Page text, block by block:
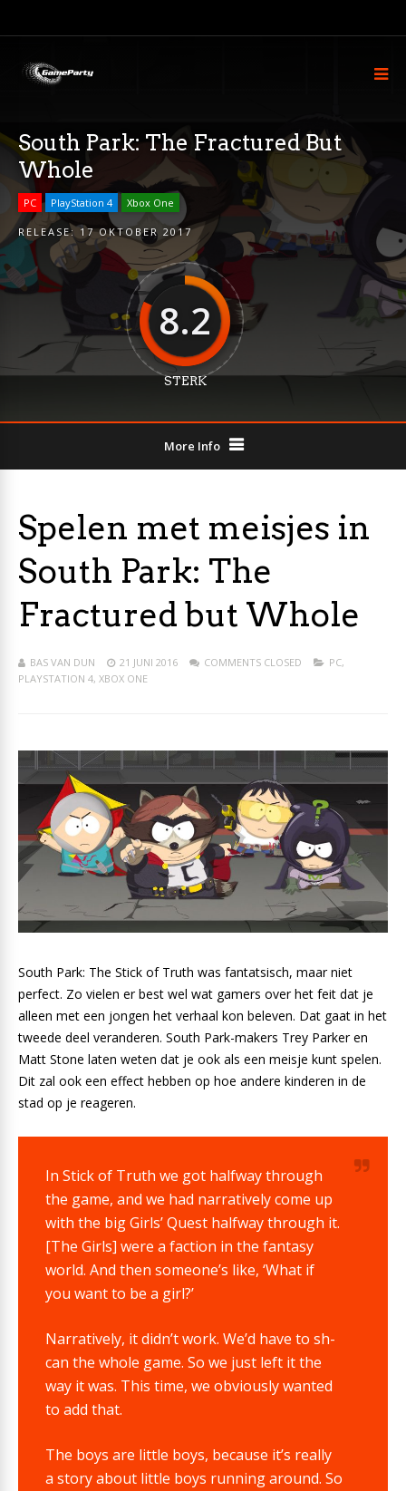
South Park: The Fractured But
Whole
PC PlayStation 4 Xbox One
RELEASE: 17 OKTOBER 2017
8.2
STERK
More Info
Spelen met meisjes in
South Park: The
Fractured but Whole
BAS VAN DUN 21 JUNI 2016 COMMENTS CLOSED PC,
PLAYSTATION 4, XBOX ONE
South Park: The Stick of Truth was fantatsisch, maar niet
perfect. Zo vielen er best wel wat gamers over het feit dat je
alleen met een jongen het verhaal kon beleven. Dat gaat in het
tweede deel veranderen. South Park-makers Trey Parker en
Matt Stone laten weten dat je ook als een meisje kunt spelen.
Dit zal ook een effect hebben op hoe andere kinderen in de
stad op je reageren.
In Stick of Truth we got halfway through
the game, and we had narratively come up
with the big Girls’ Quest halfway through it.
[The Girls] were a faction in the fantasy
world. And then someone’s like, ‘What if
you want to be a girl?’
Narratively, it didn’t work. We’d have to sh-
can the whole game. So we just left it the
way it was. This time, we obviously wanted
to add that.
The boys are little boys, because it’s really
a story about little boys running around. So